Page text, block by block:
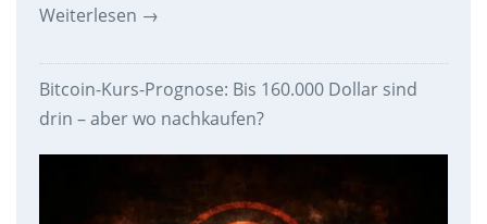
Weiterlesen →
Bitcoin-Kurs-Prognose: Bis 160.000 Dollar sind
drin – aber wo nachkaufen?